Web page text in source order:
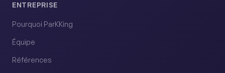
ENTREPRISE
Pourquoi ParKKing
Équipe
Références